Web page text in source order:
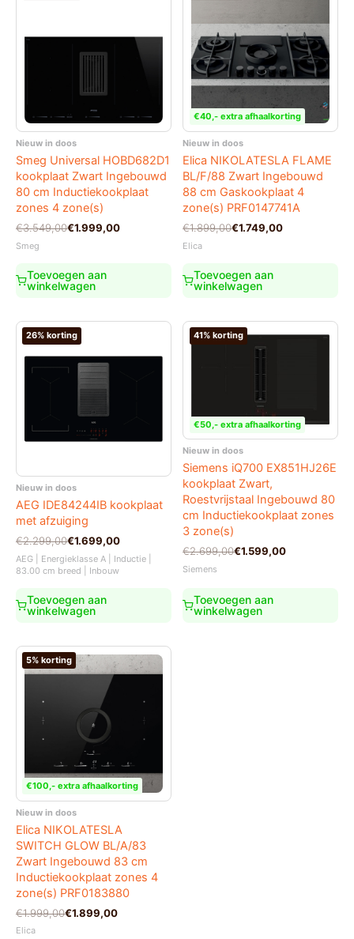
Nieuw in doos
Smeg Universal HOBD682D1
kookplaat Zwart Ingebouwd
80 cm Inductiekookplaat
zones 4 zone(s)
€3.549,00
Oorspronkelijke
prijs
was:
€1.999,00
Huidige
prijs
Smeg
Toevoegen aan
winkelwagen
€40,- extra afhaalkorting
Nieuw in doos
Elica NIKOLATESLA FLAME
BL/F/88 Zwart Ingebouwd
88 cm Gaskookplaat 4
zone(s) PRF0147741A
€1.899,00
Oorspronkelijke
prijs
€1.749,00
Huidige
prijs
Elica
Toevoegen aan
winkelwagen
26% korting
Nieuw in doos
AEG IDE84244IB kookplaat
met afzuiging
€2.299,00
Oorspronkelijke
prijs
was:
€1.699,00
Huidige
prijs
is:
AEG | Energieklasse A | Inductie |
83.00 cm breed | Inbouw
Toevoegen aan
winkelwagen
€50,- extra afhaalkorting
41% korting
Nieuw in doos
Siemens iQ700 EX851HJ26E
kookplaat Zwart,
Roestvrijstaal Ingebouwd 80
cm Inductiekookplaat zones
3 zone(s)
€2.699,00
Oorspronkelijke
prijs
€1.599,00
Huidige
prijs
Siemens
Toevoegen aan
winkelwagen
€100,- extra afhaalkorting
5% korting
Nieuw in doos
Elica NIKOLATESLA
SWITCH GLOW BL/A/83
Zwart Ingebouwd 83 cm
Inductiekookplaat zones 4
zone(s) PRF0183880
€1.999,00
Oorspronkelijke
prijs
€1.899,00
Huidige
prijs
Elica